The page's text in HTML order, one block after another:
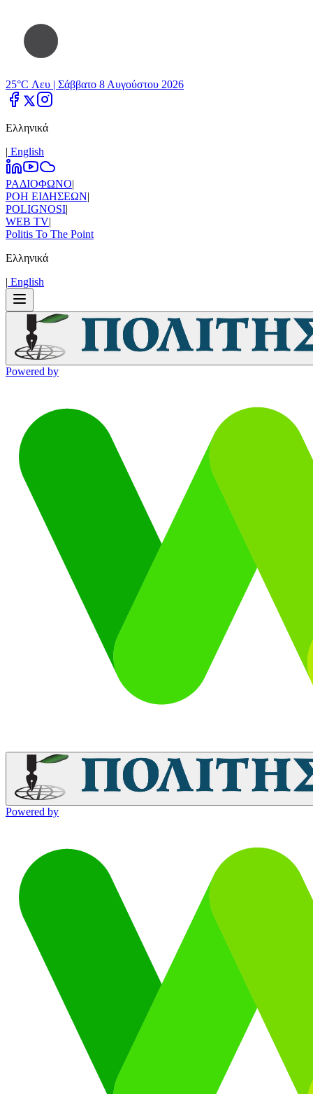
25°C Λευ | Σάββατο 8 Αυγούστου 2026
Ελληνικά
| Εnglish
ΡΑΔΙΟΦΩΝΟ|
ΡΟΗ ΕΙΔΗΣΕΩΝ|
POLIGNOSI|
WEB TV|
Politis To The Point
Ελληνικά
| Εnglish
Powered by
Powered by